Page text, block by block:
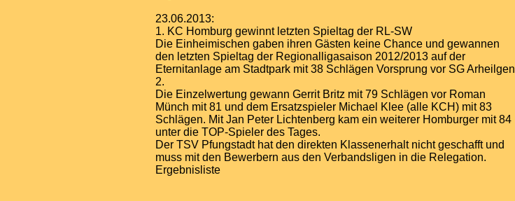
23.06.2013:
1. KC Homburg gewinnt letzten Spieltag der RL-SW
Die Einheimischen gaben ihren Gästen keine Chance und gewannen
den letzten Spieltag der Regionalligasaison 2012/2013 auf der
Eternitanlage am Stadtpark mit 38 Schlägen Vorsprung vor SG Arheilgen
2.
Die Einzelwertung gewann Gerrit Britz mit 79 Schlägen vor Roman
Münch mit 81 und dem Ersatzspieler Michael Klee (alle KCH) mit 83
Schlägen. Mit Jan Peter Lichtenberg kam ein weiterer Homburger mit 84
unter die TOP-Spieler des Tages.
Der TSV Pfungstadt hat den direkten Klassenerhalt nicht geschafft und
muss mit den Bewerbern aus den Verbandsligen in die Relegation.
Ergebnisliste